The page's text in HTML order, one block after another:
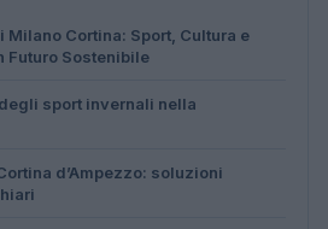
Milano Cortina: Sport, Cultura e
Futuro Sostenibile
sport invernali nella
d’Ampezzo: soluzioni